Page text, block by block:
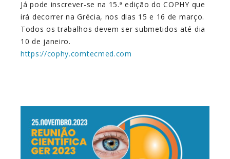
Já pode inscrever-se na 15.ª edição do COPHY que
irá decorrer na Grécia, nos dias 15 e 16 de março.
Todos os trabalhos devem ser submetidos até dia
10 de janeiro.
https://cophy.comtecmed.com